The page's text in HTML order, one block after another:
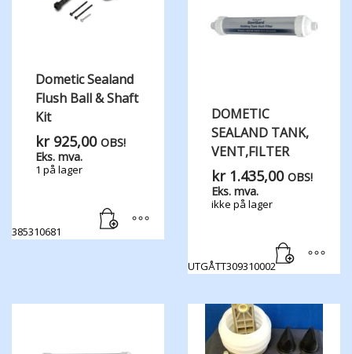
Dometic Sealand
Flush Ball & Shaft
Kit
kr925,00 OBS!
Eks. mva.
1 på lager
385310681
DOMETIC
SEALAND TANK,​
VENT,​FILTER
kr1.435,00 OBS!
Eks. mva.
ikke på lager
UTGÅTT309310002